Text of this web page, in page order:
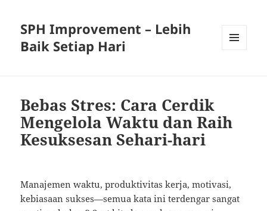
SPH Improvement – Lebih
Baik Setiap Hari
Bebas Stres: Cara Cerdik
Mengelola Waktu dan Raih
Kesuksesan Sehari-hari
Manajemen waktu, produktivitas kerja, motivasi,
kebiasaan sukses—semua kata ini terdengar sangat